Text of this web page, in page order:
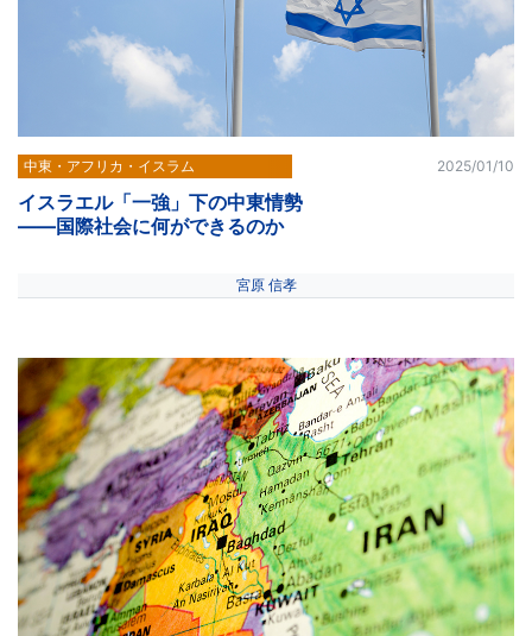
中東・アフリカ・イスラム 2025/01/10
イスラエル「一強」下の中東情勢
――国際社会に何ができるのか
宮原 信孝